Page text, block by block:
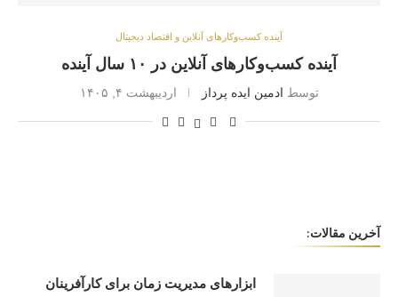
آینده کسب‌وکارهای آنلاین و اقتصاد دیجیتال
آینده کسب‌وکارهای آنلاین در ۱۰ سال آینده
توسط ادمین ایده پرداز اردیبهشت ۴, ۱۴۰۵
آخرین مقالات:
ابزارهای مدیریت زمان برای کارآفرینان